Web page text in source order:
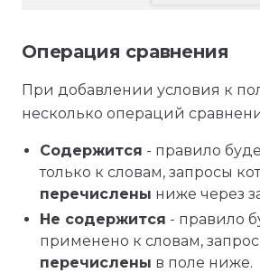
Операция сравнения
При добавлении условия к
несколько операций
Содержится - правило
только к словам, запросы
перечислены ниже через
Не содержится - правило
применено к словам,
перечислены в поле ниже.